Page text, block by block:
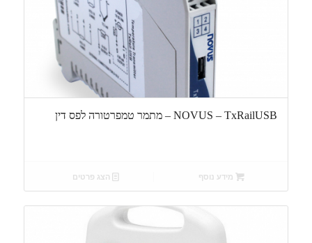
NOVUS – TxRailUSB – מתמר טמפרטורה לפס דין
מידע נוסף הצג פרטים